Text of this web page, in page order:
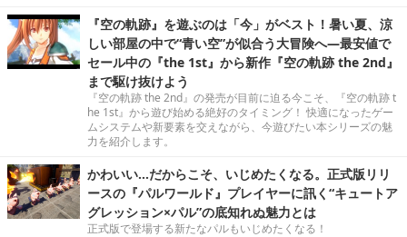
『空の軌跡』を遊ぶのは「今」がベスト！暑い夏、涼
しい部屋の中で“青い空”が似合う大冒険へ―最安値で
セール中の『the 1st』から新作『空の軌跡 the 2nd』
まで駆け抜けよう
『空の軌跡 the 2nd』の発売が目前に迫る今こそ、『空の軌跡 t
he 1st』から遊び始める絶好のタイミング！ 快適になったゲー
ムシステムや新要素を交えながら、今遊びたい本シリーズの魅
力を紹介します。
かわいい…だからこそ、いじめたくなる。正式版リリ
ースの『パルワールド』プレイヤーに訊く“キュートア
グレッション×パル”の底知れぬ魅力とは
正式版で登場する新たなパルもいじめたくなる！